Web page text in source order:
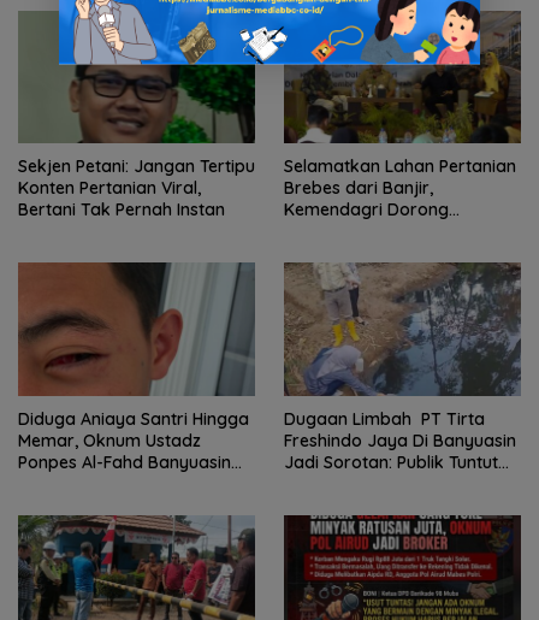
Sekjen Petani: Jangan Tertipu
Konten Pertanian Viral,
Bertani Tak Pernah Instan
Selamatkan Lahan Pertanian
Brebes dari Banjir,
Kemendagri Dorong
Diduga Aniaya Santri Hingga
Memar, Oknum Ustadz
Ponpes Al-Fahd Banyuasin
Dugaan Limbah PT Tirta
Freshindo Jaya Di Banyuasin
Jadi Sorotan: Publik Tuntut